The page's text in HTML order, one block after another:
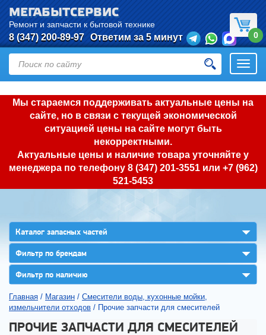
Мы стараемся поддерживать актуальные цены на
сайте, но в связи с текущей экономической
ситуацией цены на сайте могут быть
некорректными.
Актуальные цены и наличие товара уточняйте у
менеджера по телефону 8 (347) 201-3551или +7 (962)
521-5453
МЕГАБЫТСЕРВИС
Ремонт и запчасти к бытовой технике
8 (347) 200-89-97 Ответим за 5 минут 0
Каталог запасных частей ▼
Фильтр по брендам ▼
Фильтр по наличию ▼
Главная / Магазин / Смесители воды, кухонные мойки,
измельчители отходов / Прочие запчасти для смесителей
ПРОЧИЕ ЗАПЧАСТИ ДЛЯ СМЕСИТЕЛЕЙ